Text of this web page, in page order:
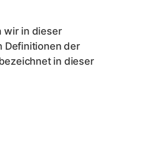
wir in dieser
Definitionen der
in dieser